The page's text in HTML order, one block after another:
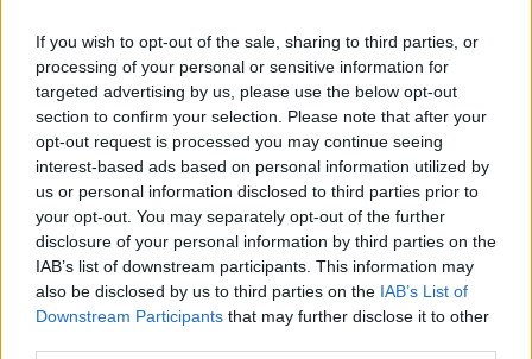
If you wish to opt-out of the sale, sharing to third parties, or
processing of your personal or sensitive information for
targeted advertising by us, please use the below opt-out
section to confirm your selection. Please note that after your
opt-out request is processed you may continue seeing
interest-based ads based on personal information utilized by
us or personal information disclosed to third parties prior to
your opt-out. You may separately opt-out of the further
disclosure of your personal information by third parties on the
IAB’s list of downstream participants. This information may
also be disclosed by us to third parties on the IAB’s List of
Downstream Participants that may further disclose it to other